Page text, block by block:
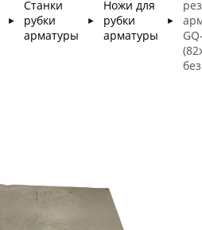
►
Станки
рубки
арматуры
►
Ножи для
рубки
арматуры
►